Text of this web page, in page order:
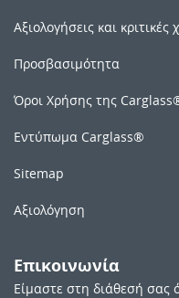
Αξιολογήσεις και
Προσβασιμότητα
Όροι Χρήσης της
Εντύπωμα Carglass®
Sitemap
Αξιολόγηση
Επικοινωνία
Είμαστε στη διάθεσή σας